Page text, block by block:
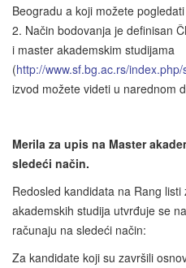
Beogradu a koji možete
2. Način bodovanja je definisan
i master akademskim studijama
(http://www.sf.bg.ac.rs/
izvod možete videti u narednom
Merila za upis na Master
sledeći način.
Redosled kandidata na Rang
akademskih studija utvrđuje se
računaju na sledeći način:
Za kandidate koji su završili